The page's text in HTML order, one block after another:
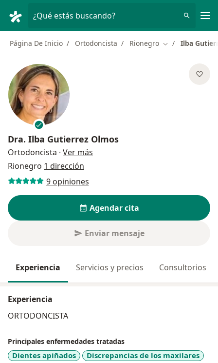
¿Qué estás buscando?
Página De Inicio Ortodoncista Rionegro Cambiar de
Ilba
Dra. Ilba Gutierrez Olmos
Ortodoncista · Ver más
Rionegro 1 dirección
9 opiniones
Agendar cita
Enviar mensaje
Experiencia Servicios y precios Consultorios
Experiencia
ORTODONCISTA
Principales enfermedades tratadas
Dientes apiñados
Discrepancias de los maxilares